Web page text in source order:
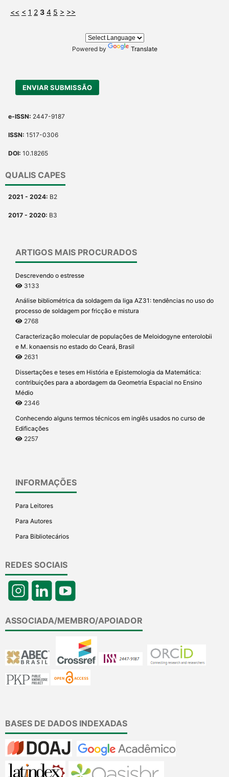
<< < 1 2 3 4 5 > >>
Powered by Translate
ENVIAR SUBMISSÃO
e-ISSN: 2447-9187
ISSN: 1517-0306
DOI: 10.18265
QUALIS CAPES
2021 - 2024: B2
2017 - 2020: B3
ARTIGOS MAIS PROCURADOS
Descrevendo o estresse
3133
Análise bibliométrica da soldagem da liga AZ31: tendências no uso do
processo de soldagem por fricção e mistura
2768
Caracterização molecular de populações de Meloidogyne enterolobii
e M. konaensis no estado do Ceará, Brasil
2631
Dissertações e teses em História e Epistemologia da Matemática:
contribuições para a abordagem da Geometria Espacial no Ensino
Médio
2346
Conhecendo alguns termos técnicos em inglês usados no curso de
Edificações
2257
INFORMAÇÕES
Para Leitores
Para Autores
Para Bibliotecários
REDES SOCIAIS
ASSOCIADA/MEMBRO/APOIADOR
BASES DE DADOS INDEXADAS